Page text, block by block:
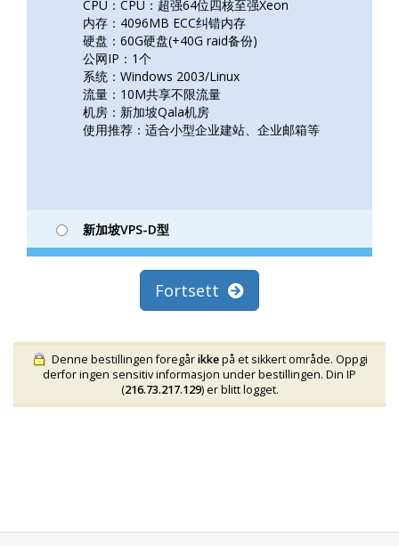
CPU：CPU：超强64位四核至强Xeon
内存：4096MB ECC纠错内存
硬盘：60G硬盘(+40G raid备份)
公网IP：1个
系统：Windows 2003/Linux
流量：10M共享不限流量
机房：新加坡Qala机房
使用推荐：适合小型企业建站、企业邮箱等
新加坡VPS-D型
Fortsett
Denne bestillingen foregårikkepå et sikkert område. Oppgi
derfor ingen sensitiv informasjon under bestillingen. Din IP
(216.73.217.129) er blitt logget.